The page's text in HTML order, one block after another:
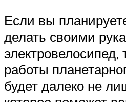
Если вы
делать своими
электровелосипед,
работы
будет далеко не